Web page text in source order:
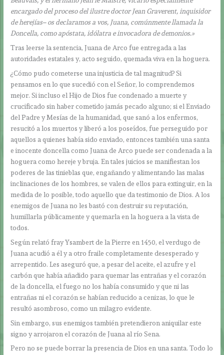
encargado del proceso del ilustre doctor Jean Graverent, inquisidor
de herejías– os declaramos a vos, Juana, comúnmente llamada la
Doncella, como apóstata, idólatra e invocadora de demonios.»
Tras leerse la sentencia, Juana de Arco fue entregada a las
autoridades estatales y, acto seguido, quemada viva en la hoguera.
¿Cómo pudo cometerse una injusticia de tal magnitud? Si
pensamos en lo que sucedió con el Señor, lo comprendemos
mejor. Si incluso el Hijo de Dios fue condenado a muerte y
crucificado sin haber cometido jamás pecado alguno; si el Enviado
del Padre y Mesías de la humanidad, que sanó a los enfermos,
resucitó a los muertos y liberó a los poseídos, fue perseguido por
aquellos a quienes había sido enviado, entonces también una santa
e inocente doncella como Juana de Arco puede ser condenada a la
hoguera como hereje y bruja. En tales juicios se manifiestan los
poderes de las tinieblas que, engañando y alimentando las malas
inclinaciones de los hombres, se valen de ellos para extinguir, en la
medida de lo posible, todo aquello que da testimonio de Dios. A los
enemigos de Juana no les bastó con destruir su reputación,
humillarla públicamente y quemarla en la hoguera a la vista de
todos.
Según relató fray Ysambert de la Pierre en 1450, el verdugo de
Juana acudió a él y a otro fraile completamente desesperado y
arrepentido. Les aseguró que, a pesar del aceite, el azufre y el
carbón que había añadido para quemar las entrañas y el corazón
de la doncella, el fuego no los había consumido y que ni las
entrañas ni el corazón se habían reducido a cenizas, lo que le
resultó asombroso, como un milagro evidente.
Sin embargo, sus enemigos también pretendieron aniquilar este
signo y arrojaron el corazón de Juana al río Sena.
Pero no se puede borrar la presencia de Dios en una santa. Todo lo